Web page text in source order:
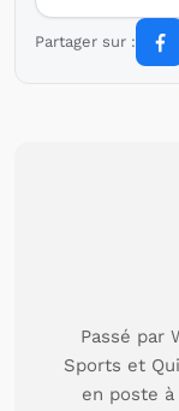
Partager sur :
Passé par
Sports et
en poste